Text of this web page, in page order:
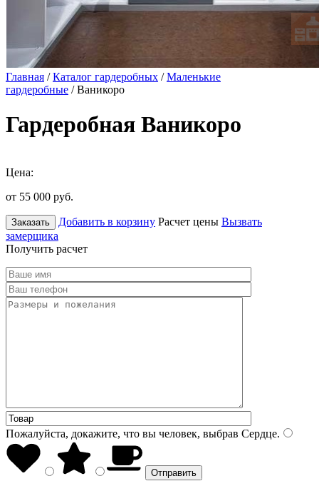
Главная /Каталог гардеробных /Маленькие
гардеробные / Ваникоро
Гардеробная Ваникоро
Цена:
от 55 000 руб.
Заказать Добавить в корзину Расчет цены Вызвать
замерщика
Получить расчет
Пожалуйста, докажите, что вы человек, выбрав Сердце.